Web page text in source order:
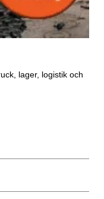
lager, logistik och